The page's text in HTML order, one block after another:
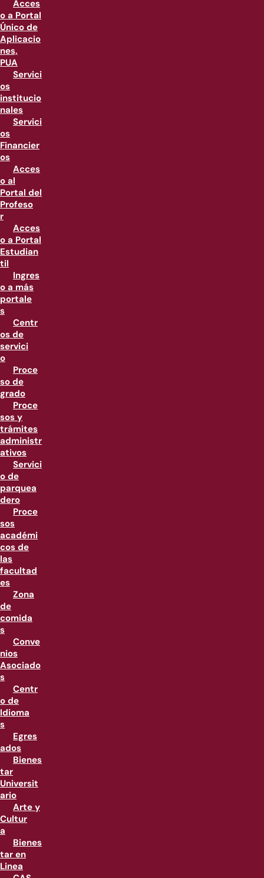
Acces
o a Portal
Único de
Aplicacio
nes,
PUA
Servici
os
institucio
nales
Servici
os
Financier
os
Acces
o al
Portal del
Profeso
r
Acces
o a Portal
Estudian
til
Ingres
o a más
portale
s
Centr
os de
servici
o
Proce
so de
grado
Proce
sos y
trámites
administr
ativos
Servici
o de
parquea
dero
Proce
sos
académi
cos de
las
facultad
es
Zona
de
comida
s
Conve
nios
Asociado
s
Centr
o de
Idioma
s
Egres
ados
Bienes
tar
Universit
ario
Arte y
Cultur
a
Bienes
tar en
Linea